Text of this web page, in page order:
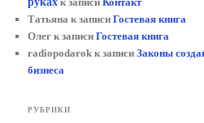
Татьяна к записиГостевая книга
Олег к записиГостевая книга
radiopodarok к записиЗаконы
бизнеса
РУБРИКИ